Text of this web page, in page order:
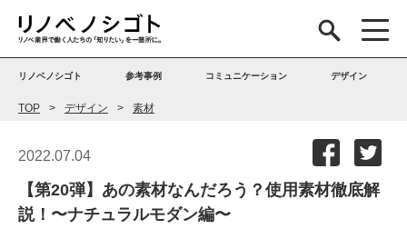
リノベノシゴト 参考事例 コミュニケーション デザイン
TOP デザイン 素材
2022.07.04
【第20弾】あの素材なんだろう？使用素材徹底解
説！〜ナチュラルモダン編〜